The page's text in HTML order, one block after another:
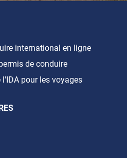
international en ligne
de conduire
pour les voyages